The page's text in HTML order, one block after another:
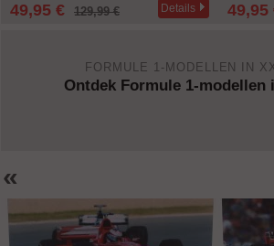
49,95 € 124,50 € Details 59,95
FORMULE 1-MODELLEN IN
Ontdek Formule 1-modellen
«